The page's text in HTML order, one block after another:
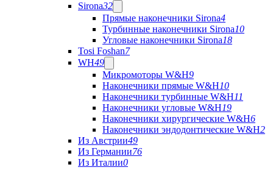
Sirona32
Прямые наконечники Sirona4
Турбинные наконечники Sirona10
Угловые наконечники Sirona18
Tosi Foshan7
WH49
Микромоторы W&H9
Наконечники прямые W&H10
Наконечники турбинные W&H11
Наконечники угловые W&H19
Наконечники хирургические W&H6
Наконечники эндодонтические W&H2
Из Австрии49
Из Германии76
Из Италии0